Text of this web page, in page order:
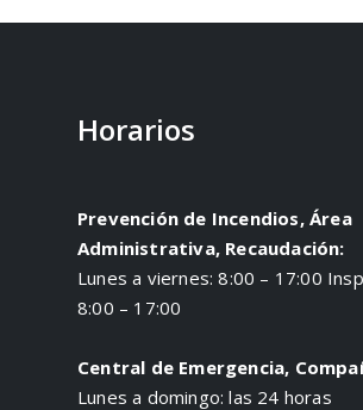
Horarios
Prevención de Incendios, Área
Administrativa, Recaudación:
Lunes a viernes: 8:00 – 17:00
8:00 – 17:00
Central de Emergencia,
Lunes a domingo: las 24 horas